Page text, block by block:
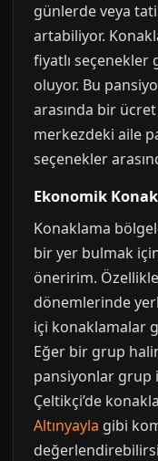
günlerde veya
artabiliyor.
fiyatlı seçenekler
oluyor. Bu
arasında bir
merkezdeki aile
seçenekler
Ekonomik
Konaklama
bir yer bulmak
öneririm.
dönemlerinde
içi konaklamalar
Eğer bir grup
pansiyonlar grup
Çeltikçi’de
Altınyayla gibi